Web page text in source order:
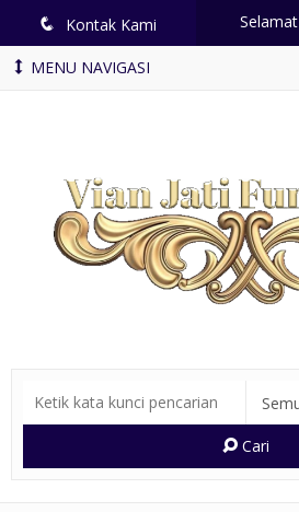
q Kontak Kami
MENU NAVIGASI
Cari